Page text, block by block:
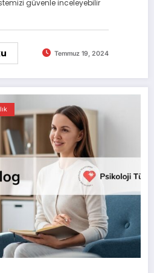
güvenle inceleyebilir
Temmuz 19, 2024